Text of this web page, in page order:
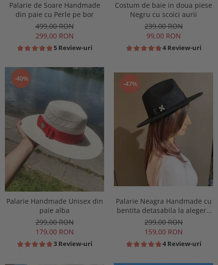
Palarie de Soare Handmade
din paie cu Perle pe bor
499,00 RON
299,00 RON
5 Review-uri
Costum de baie in doua piese
Negru cu scoici aurii
239,00 RON
99,00 RON
4 Review-uri
-40%
Palarie Handmade Unisex din
paie alba
299,00 RON
179,00 RON
3 Review-uri
-47%
Palarie Neagra Handmade cu
bentita detasabila la alegere
si accesoriu
299,00 RON
159,00 RON
4 Review-uri